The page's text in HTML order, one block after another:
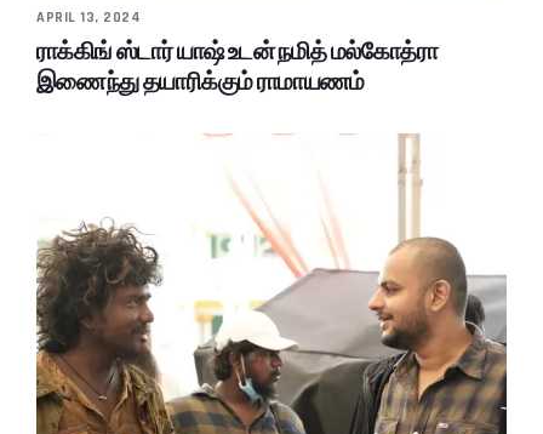
APRIL 13, 2024
ராக்கிங் ஸ்டார் யாஷ் உடன் நமித் மல்கோத்ரா
இணைந்து தயாரிக்கும் ராமாயணம்